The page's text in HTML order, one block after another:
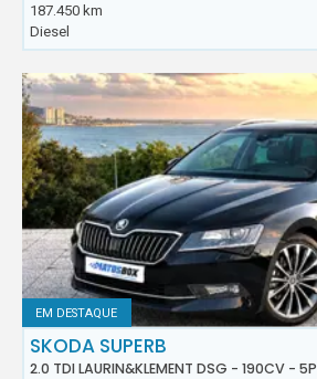
187.450 km
Diesel
EM DESTAQUE
SKODA SUPERB
2.0 TDI LAURIN&KLEMENT DSG - 190CV - 5P